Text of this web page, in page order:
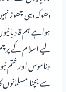
دھوکہ دہی چھوڑ
ہواہے ہم
لیے اسلام کے
وناموس اور ختم
سے بچنا